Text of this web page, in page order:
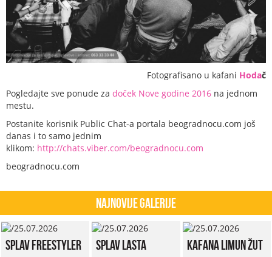
Fotografisano u kafani Hodač
Pogledajte sve ponude za doček Nove godine 2016 na jednom
mestu.
Postanite korisnik Public Chat-a portala beogradnocu.com još
danas i to samo jednim
klikom: http://chats.viber.com/beogradnocu.com
beogradnocu.com
Najnovije Galerije
Splav Freestyler Splav Lasta Kafana Limun Žut